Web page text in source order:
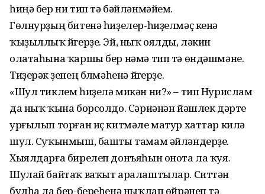
һиңә бер ни тип тә бәйләнмәйем.
Гөлнурҙың битенә һиҙелер-һиҙелмәҫ кенә
ҡыҙыллыҡ йү­герҙе. Эй, ныҡ оялды, ләкин
олатаһына ҡаршы бер нәмә тип тә өндәшмәне.
Тиҙерәк үҙенең бүлмәһенә йүгерҙе.
«Шул тиклем һиҙелә микән ни?» – тип Нурислам
да ныҡ ҡына борсолдо. Сәриәнән йәшлек дәрте
урғылып торған иҫ китмәле матур хаттар килә
шул. Суҡынмыш, башты тамам әйләндерҙе.
Хыялдарға бирелеп донъяһын онота ла ҡуя.
Шулай байтаҡ ваҡыт аралаштылар. Ситтән
булһа ла бер-береһенә ныҡлап өйрәнеп тә